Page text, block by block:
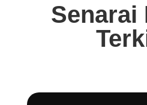
Senarai